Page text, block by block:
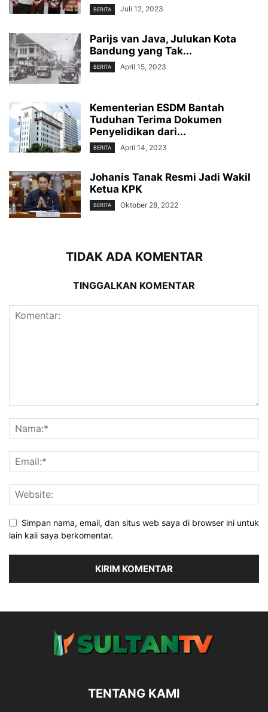
BERITA Juli 12, 2023
Parijs van Java, Julukan Kota
Bandung yang Tak...
BERITA April 15, 2023
Kementerian ESDM Bantah
Tuduhan Terima Dokumen
Penyelidikan dari...
BERITA April 14, 2023
Johanis Tanak Resmi Jadi Wakil
Ketua KPK
BERITA Oktober 28, 2022
TIDAK ADA KOMENTAR
TINGGALKAN KOMENTAR
Simpan nama, email, dan situs web saya di browser ini untuk
lain kali saya berkomentar.
TENTANG KAMI